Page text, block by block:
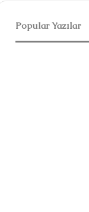
Popular Yazılar